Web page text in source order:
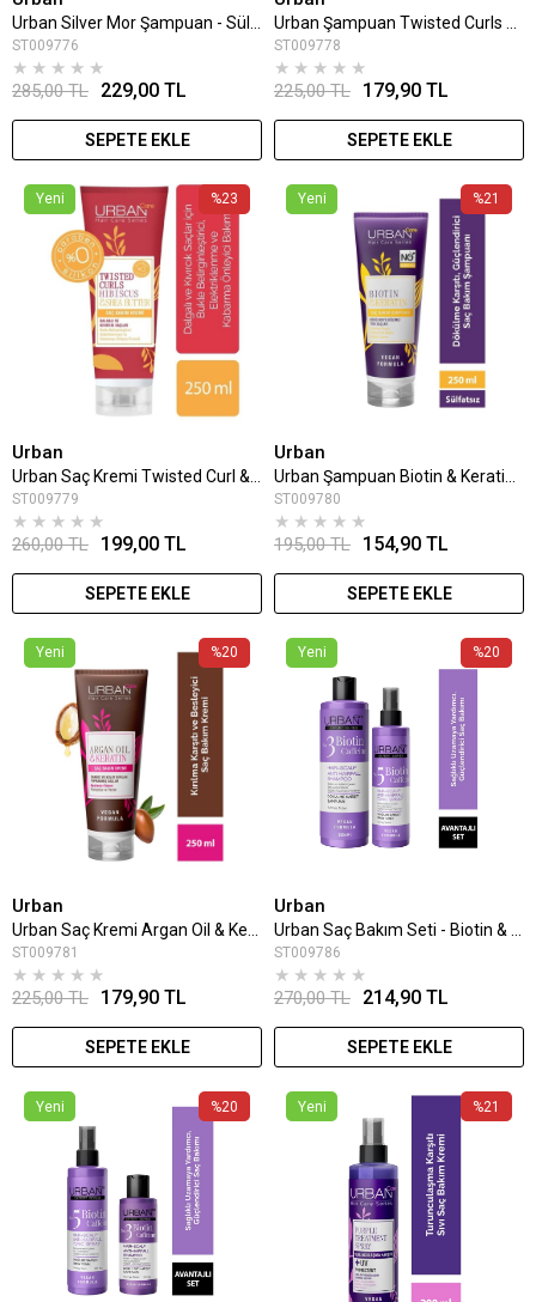
ST009776
★ ★ ★ ★ ★
229,00 TL
285,00 TL
SEPETE EKLE
ST009778
★ ★ ★ ★ ★
179,90 TL
225,00 TL
SEPETE EKLE
%23
Yeni
Urban
ST009779
★ ★ ★ ★ ★
199,00 TL
260,00 TL
SEPETE EKLE
%21
Yeni
Urban
ST009780
★ ★ ★ ★ ★
154,90 TL
195,00 TL
SEPETE EKLE
%20
Yeni
Urban
ST009781
★ ★ ★ ★ ★
179,90 TL
225,00 TL
SEPETE EKLE
%20
Yeni
Urban
ST009786
★ ★ ★ ★ ★
214,90 TL
270,00 TL
SEPETE EKLE
%20
Yeni %21
Yeni